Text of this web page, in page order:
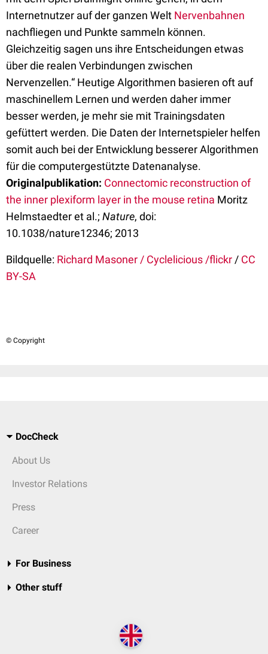
Internetnutzer auf der ganzen Welt Nervenbahnen
nachfliegen und Punkte sammeln können.
Gleichzeitig sagen uns ihre Entscheidungen etwas
über die realen Verbindungen zwischen
Nervenzellen.“ Heutige Algorithmen basieren oft auf
maschinellem Lernen und werden daher immer
besser werden, je mehr sie mit Trainingsdaten
gefüttert werden. Die Daten der Internetspieler helfen
somit auch bei der Entwicklung besserer Algorithmen
für die computergestützte Datenanalyse.
Originalpublikation: Connectomic reconstruction of
the inner plexiform layer in the mouse retina Moritz
Helmstaedter et al.; Nature, doi:
10.1038/nature12346; 2013
Bildquelle: Richard Masoner / Cyclelicious /flickr / CC
BY-SA
© Copyright
DocCheck
About Us
Investor Relations
Press
Career
For Business
Other stuff